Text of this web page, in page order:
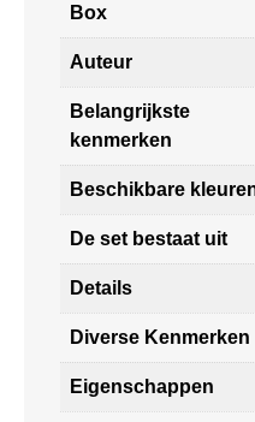
Box
Auteur
Belangrijkste
kenmerken
Beschikbare
De set bestaat uit
Details
Diverse Kenmerken
Eigenschappen